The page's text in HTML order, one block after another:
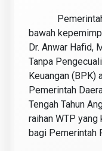
bawah
Dr. Anwar Hafid,
Tanpa
Keuangan (BPK)
Pemerintah
Tengah Tahun
raihan WTP
bagi Pemerintah